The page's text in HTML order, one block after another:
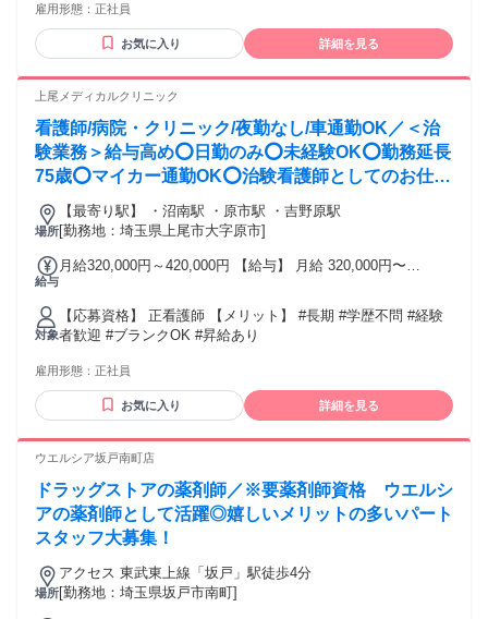
中 ◆学歴不問、既卒歓迎 ◆定着率が高い職場 ◆子育て世代
応援、連続休暇取得可能 ＜ こんな方を歓迎します ＞ ◇周囲
と声を掛け合いながら働ける方 ◇チームワークを大切にでき
に守れる方 ◇立ち仕事やシフト勤務に対応できる方 ◇地域に
―――――――― ●食品工場や製造工場での勤務経験 ●機械オ
ペレーター経験 ●検品、包装、梱包の経験 ●医薬品製造の経験
※上記経験は必須ではありません
雇用形態： 正社員
お気に入り 詳細を見る
上尾メディカルクリニック
看護師/病院・クリニック/夜勤なし/車通勤OK／＜治
験業務＞給与高め⭕日勤のみ⭕未経験OK⭕勤務延長
75歳⭕マイカー通勤OK⭕治験看護師としてのお仕事
です❗️
場所
【最寄り駅】 ・沼南駅 ・原市駅 ・吉野原駅
[勤務地：埼玉県上尾市大字原市]
給与
月給320,000円～420,000円 【給与】 月給 320,000円〜
対象
【応募資格】 正看護師 【メリット】 #長期 #学歴不問 #経験
者歓迎 #ブランクOK #昇給あり
雇用形態： 正社員
お気に入り 詳細を見る
ウエルシア坂戸南町店
ドラッグストアの薬剤師／※要薬剤師資格 ウエルシ
アの薬剤師として活躍◎嬉しいメリットの多いパート
スタッフ大募集！
場所
アクセス 東武東上線「坂戸」駅徒歩4分
[勤務地：埼玉県坂戸市南町]